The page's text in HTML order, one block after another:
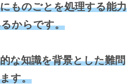
ものごとを処理する能力
からです。
な知識を背景とした難問
す。